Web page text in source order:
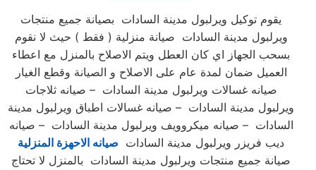
يقوم توكيل ويرلبول مدينة السادات بصيانة جميع منتجات
ويرلبول مدينة السادات صيانة منزلية ( فقط ) حيث لا نقوم
بسحب الجهاز اي كان العطل ويتم الاصلاح بالمنزل مع اعطاء
العميل ضمان لمدة عام على الاصلاح و الصيانة وقطع الغيار
صيانه غسالات ويرلبول مدينة السادات – صيانه ثلاجات
ويرلبول مدينة السادات – صيانه غسالات اطباق ويرلبول مدينة
السادات – صيانه ميكروويف ويرلبول مدينة السادات – صيانه
ديب فريزر ويرلبول مدينة السادات صيانه الاحهزة المنزلية
صيانة جميع منتجات ويرلبول مدينة السادات بالمنزل لا تحتاج